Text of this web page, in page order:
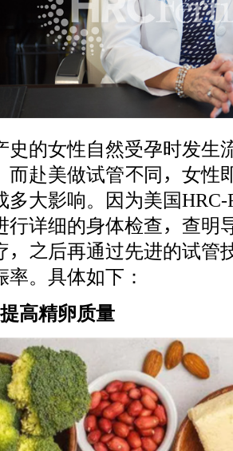
史的女性自然受孕时发生
而赴美做试管不同，女性
多大影响。因为美国
行详细的身体检查，查明
，之后再通过先进的试管
率。具体如下：
高精卵质量